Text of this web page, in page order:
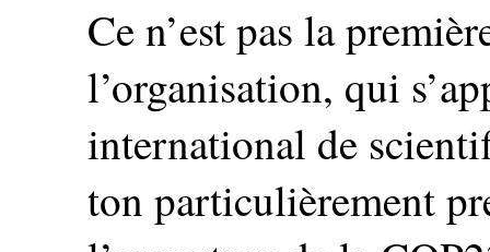
Ce n’est pas la
l’organisation, qui
international de
ton particulièrement